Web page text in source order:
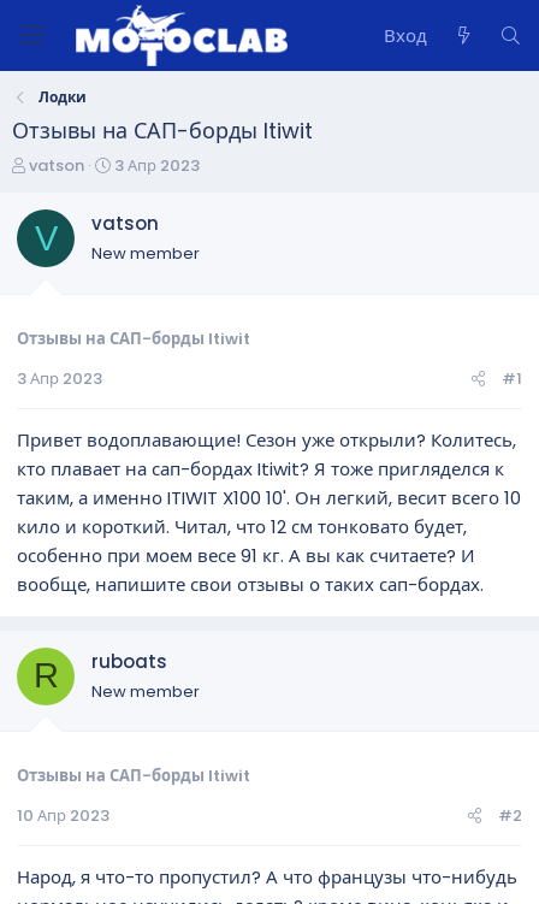
Вход
Лодки
Отзывы на САП-борды Itiwit
А
т
о
р
м
vatson
Д
т
а
н
а
3 Апр 2023
V vatson
New member
Отзывы на САП-борды Itiwit
3 Апр 2023
#1
Привет водоплавающие! Сезон уже открыли? Колитесь,
кто плавает на сап-бордах Itiwit? Я тоже пригляделся к
таким, а именно ITIWIT X100 10'. Он легкий, весит всего 10
кило и короткий. Читал, что 12 см тонковато будет,
особенно при моем весе 91 кг. А вы как считаете? И
вообще, напишите свои отзывы о таких сап-бордах.
R ruboats
New member
Отзывы на САП-борды Itiwit
10 Апр 2023
#2
Народ, я что-то пропустил? А что французы что-нибудь